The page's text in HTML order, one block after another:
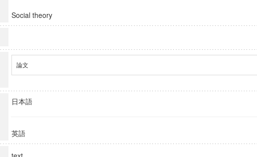
Social theory
論文
日本語
英語